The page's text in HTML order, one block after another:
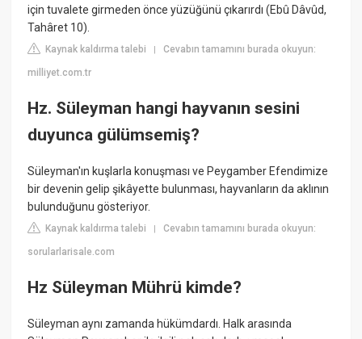
için tuvalete girmeden önce yüzüğünü çıkarırdı (Ebû Dâvûd,
Tahâret 10).
Kaynak kaldırma talebi |Cevabın tamamını burada okuyun:
milliyet.com.tr
Hz. Süleyman hangi hayvanın sesini
duyunca gülümsemiş?
Süleyman'ın kuşlarla konuşması ve Peygamber Efendimize
bir devenin gelip şikâyette bulunması, hayvanların da aklının
bulunduğunu gösteriyor.
Kaynak kaldırma talebi |Cevabın tamamını burada okuyun:
sorularlarisale.com
Hz Süleyman Mührü kimde?
Süleyman aynı zamanda hükümdardı. Halk arasında